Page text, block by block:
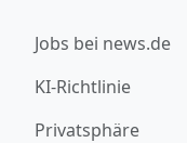
Jobs bei news.de
KI-Richtlinie
Privatsphäre